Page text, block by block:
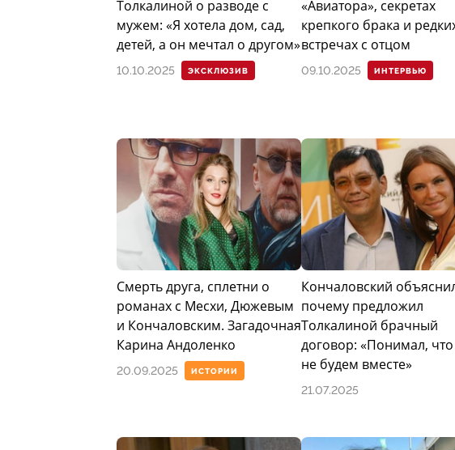
ЭКСКЛЮЗИВ
Толкалиной о разводе с
мужем: «Я хотела дом, сад,
детей, а он мечтал о другом»
10.10.2025 ИНТЕРВЬЮ
«Авиатора», секретах
крепкого брака и
встречах с отцом
09.10.2025
ИСТОРИИ
Смерть друга, сплетни о
романах с Месхи, Дюжевым
и Кончаловским. Загадочная
Карина Андоленко
20.09.2025
Кончаловский
почему предложил
Толкалиной брачный
договор: «Понимал,
не будем вместе»
21.07.2025